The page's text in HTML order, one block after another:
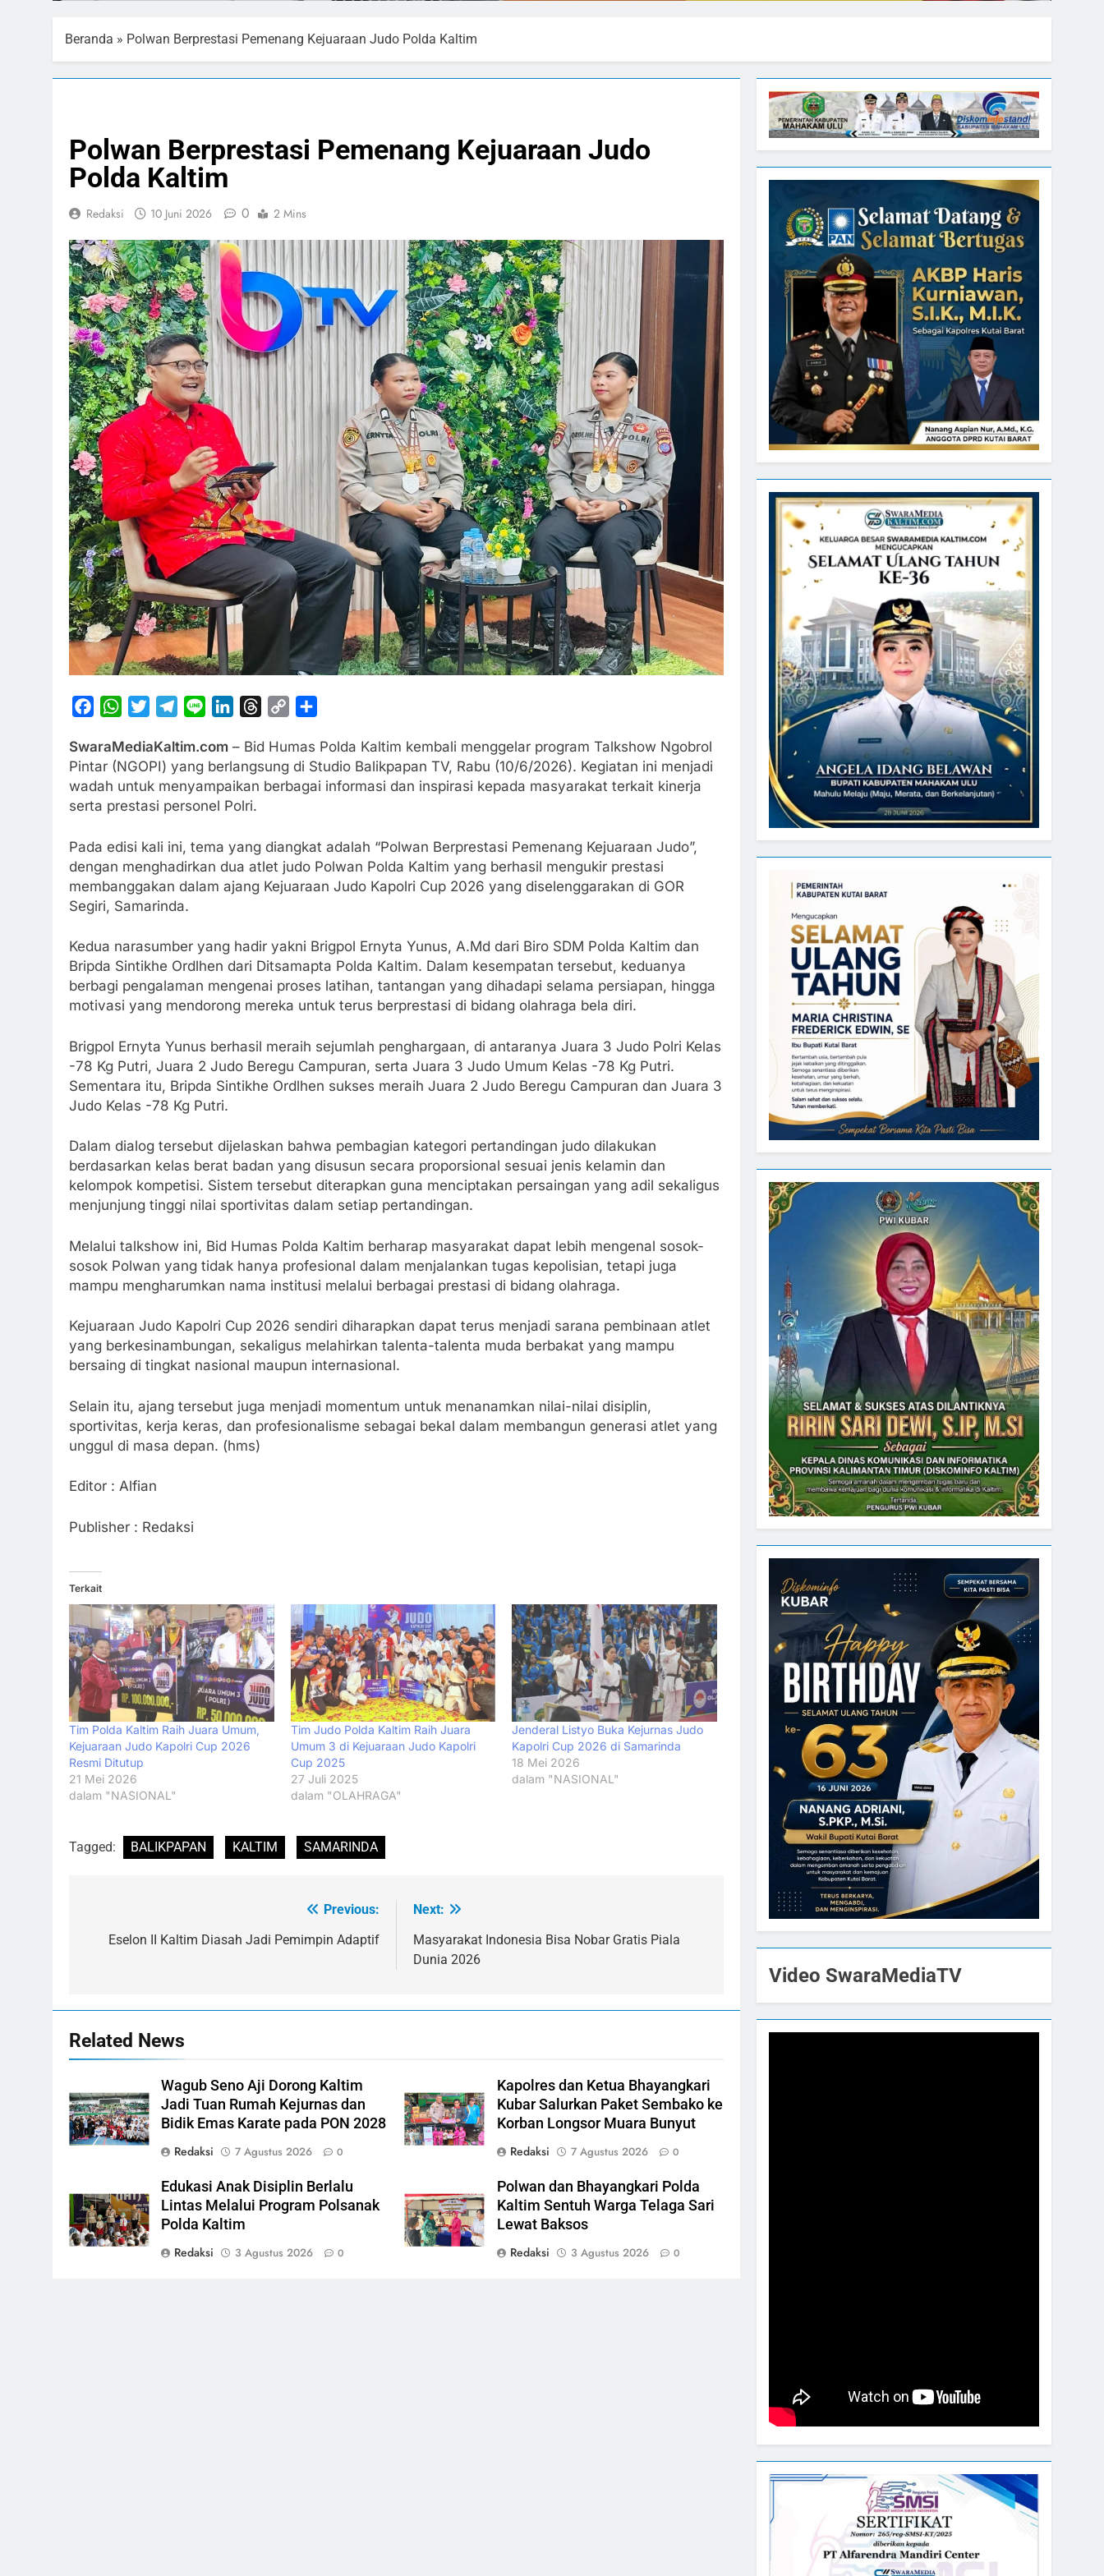
Beranda » Polwan Berprestasi Pemenang Kejuaraan Judo Polda Kaltim
Polwan Berprestasi Pemenang Kejuaraan Judo
Polda Kaltim
Redaksi 10 Juni 2026 0 2 Mins
FacebookWhatsApp
TwitterTelegram
Line LinkedInThreads
Copy
SwaraMediaKaltim.com – Bid Humas Polda Kaltim kembali menggelar program Talkshow Ngobrol
Pintar (NGOPI) yang berlangsung di Studio Balikpapan TV, Rabu (10/6/2026). Kegiatan ini menjadi
wadah untuk menyampaikan berbagai informasi dan inspirasi kepada masyarakat terkait kinerja
serta prestasi personel Polri.
Pada edisi kali ini, tema yang diangkat adalah “Polwan Berprestasi Pemenang Kejuaraan Judo”,
dengan menghadirkan dua atlet judo Polwan Polda Kaltim yang berhasil mengukir prestasi
membanggakan dalam ajang Kejuaraan Judo Kapolri Cup 2026 yang diselenggarakan di GOR
Segiri, Samarinda.
Kedua narasumber yang hadir yakni Brigpol Ernyta Yunus, A.Md dari Biro SDM Polda Kaltim dan
Bripda Sintikhe Ordlhen dari Ditsamapta Polda Kaltim. Dalam kesempatan tersebut, keduanya
berbagi pengalaman mengenai proses latihan, tantangan yang dihadapi selama persiapan, hingga
motivasi yang mendorong mereka untuk terus berprestasi di bidang olahraga bela diri.
Brigpol Ernyta Yunus berhasil meraih sejumlah penghargaan, di antaranya Juara 3 Judo Polri Kelas
-78 Kg Putri, Juara 2 Judo Beregu Campuran, serta Juara 3 Judo Umum Kelas -78 Kg Putri.
Sementara itu, Bripda Sintikhe Ordlhen sukses meraih Juara 2 Judo Beregu Campuran dan Juara 3
Judo Kelas -78 Kg Putri.
Dalam dialog tersebut dijelaskan bahwa pembagian kategori pertandingan judo dilakukan
berdasarkan kelas berat badan yang disusun secara proporsional sesuai jenis kelamin dan
kelompok kompetisi. Sistem tersebut diterapkan guna menciptakan persaingan yang adil sekaligus
menjunjung tinggi nilai sportivitas dalam setiap pertandingan.
Melalui talkshow ini, Bid Humas Polda Kaltim berharap masyarakat dapat lebih mengenal sosok-
sosok Polwan yang tidak hanya profesional dalam menjalankan tugas kepolisian, tetapi juga
mampu mengharumkan nama institusi melalui berbagai prestasi di bidang olahraga.
Kejuaraan Judo Kapolri Cup 2026 sendiri diharapkan dapat terus menjadi sarana pembinaan atlet
yang berkesinambungan, sekaligus melahirkan talenta-talenta muda berbakat yang mampu
bersaing di tingkat nasional maupun internasional.
Selain itu, ajang tersebut juga menjadi momentum untuk menanamkan nilai-nilai disiplin,
sportivitas, kerja keras, dan profesionalisme sebagai bekal dalam membangun generasi atlet yang
unggul di masa depan. (hms)
Editor : Alfian
Publisher : Redaksi
Terkait
Tim Polda Kaltim Raih Juara Umum,
Kejuaraan Judo Kapolri Cup 2026
Resmi Ditutup
21 Mei 2026
dalam "NASIONAL"
Tim Judo Polda Kaltim Raih Juara
Umum 3 di Kejuaraan Judo Kapolri
Cup 2025
27 Juli 2025
dalam "OLAHRAGA"
Jenderal Listyo Buka Kejurnas Judo
Kapolri Cup 2026 di Samarinda
18 Mei 2026
dalam "NASIONAL"
Tagged: BALIKPAPAN KALTIM SAMARINDA
pos
Previous:
Eselon II Kaltim Diasah Jadi Pemimpin Adaptif
Next:
Masyarakat Indonesia Bisa Nobar Gratis Piala
Dunia 2026
Related News
Wagub Seno Aji Dorong Kaltim
Jadi Tuan Rumah Kejurnas dan
Bidik Emas Karate pada PON 2028
Redaksi
7 Agustus 2026 0
Kapolres dan Ketua Bhayangkari
Kubar Salurkan Paket Sembako ke
Korban Longsor Muara Bunyut
Redaksi
7 Agustus 2026 0
Edukasi Anak Disiplin Berlalu
Lintas Melalui Program Polsanak
Polda Kaltim
Redaksi
3 Agustus 2026 0
Polwan dan Bhayangkari Polda
Kaltim Sentuh Warga Telaga Sari
Lewat Baksos
Redaksi
3 Agustus 2026 0
Video SwaraMediaTV